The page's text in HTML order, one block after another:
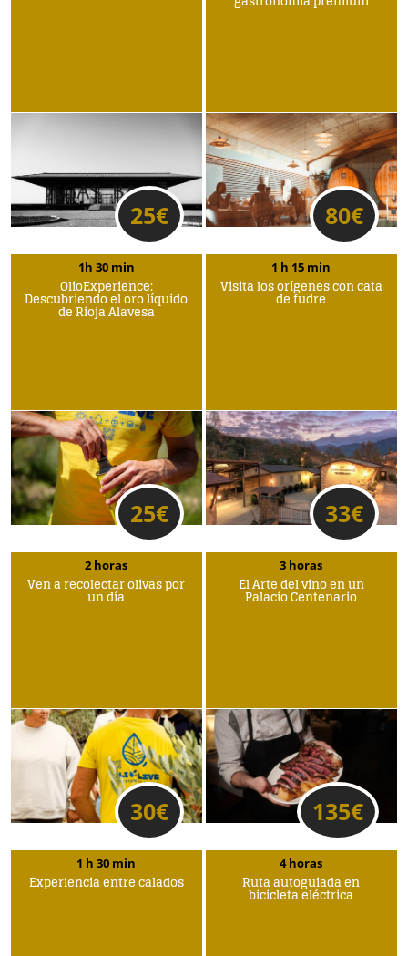
25€ 80€
3 horas
El Arte del vino en un
Palacio Centenario
135€
1 h 15 min
Visita los orígenes con cata
de fudre
33€
1 h 30 min
Experiencia entre calados
4 horas
Ruta autoguiada en
bicicleta eléctrica
2 horas
Ven a recolectar olivas por
un día
30€
1h 30 min
OlioExperience:
Descubriendo el oro líquido
de Rioja Alavesa
25€